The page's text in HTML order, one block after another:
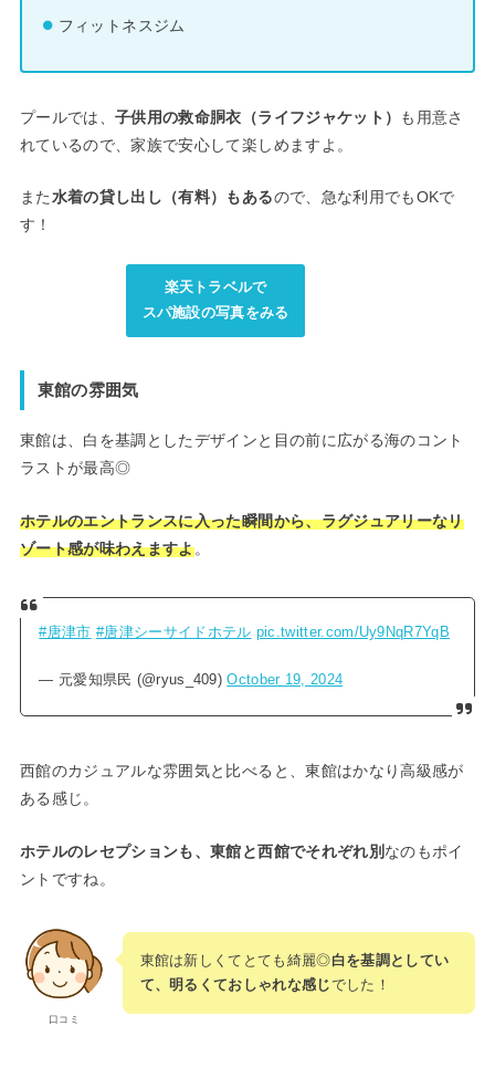
フィットネスジム
プールでは、子供用の救命胴衣（ライフジャケット）
も用意さ
れているので、家族で安心して楽しめますよ。
また水着の貸し出し（有料）もあるので、急な利用でもOKで
す！
楽天トラベルで
スパ施設の写真をみる
東館の雰囲気
東館は、白を基調としたデザインと目の前に広がる海のコント
ラストが最高◎
ホテルのエントランスに入った瞬間から、ラグジュアリーなリ
ゾート感が味わえますよ。
#唐津市 #唐津シーサイドホテル pic.twitter.com/Uy9NqR7YqB
— 元愛知県民 (@ryus_409)October 19, 2024
西館のカジュアルな雰囲気と比べると、東館はかなり高級感が
ある感じ。
ホテルのレセプションも、東館と西館でそれぞれ別 なのもポイ
ントですね。
口コミ
東館は新しくてとても綺麗◎白を基調としてい
て、明るくておしゃれな感じでした！